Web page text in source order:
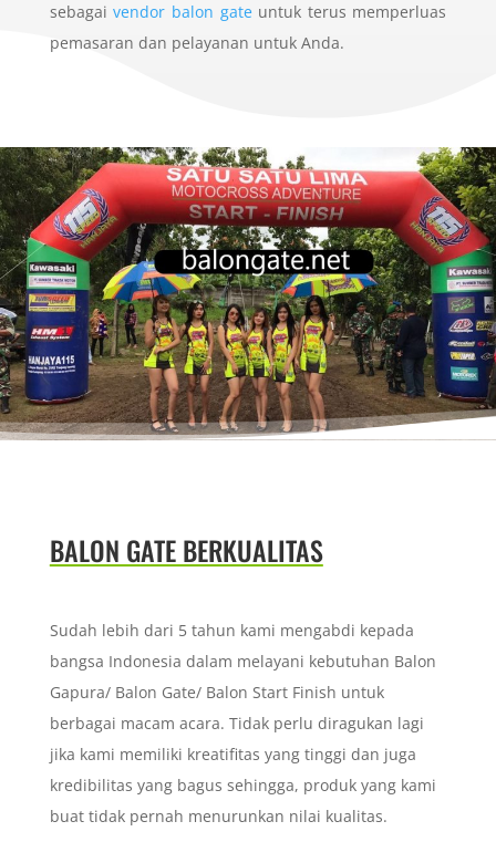
sebagaivendor balon gateuntuk terus memperluas
pemasaran dan pelayanan untuk Anda.
BALON GATE BERKUALITAS
Sudah lebih dari 5 tahun kami mengabdi kepada
bangsa Indonesia dalam melayani kebutuhan Balon
Gapura/ Balon Gate/ Balon Start Finish untuk
berbagai macam acara. Tidak perlu diragukan lagi
jika kami memiliki kreatifitas yang tinggi dan juga
kredibilitas yang bagus sehingga, produk yang kami
buat tidak pernah menurunkan nilai kualitas.